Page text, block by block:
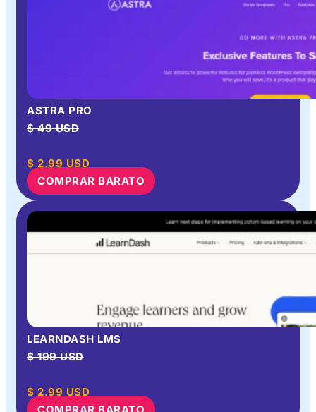
ASTRA PRO
$ 49 USD
$ 2.99 USD
COMPRAR BARATO
LEARNDASH LMS
$ 199 USD
$ 2.99 USD
COMPRAR BARATO